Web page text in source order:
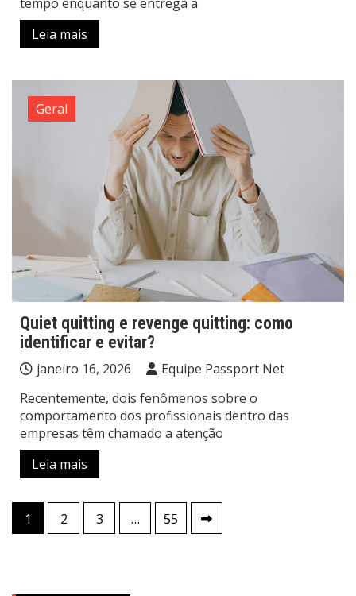
Leia mais
Geral
Quiet quitting e revenge quitting: como
identificar e evitar?
janeiro 16, 2026
Equipe Passport Net
Recentemente, dois fenômenos sobre o
comportamento dos profissionais dentro das
empresas têm chamado a atenção
Leia mais
Navegação
por
1 2 3 … 55